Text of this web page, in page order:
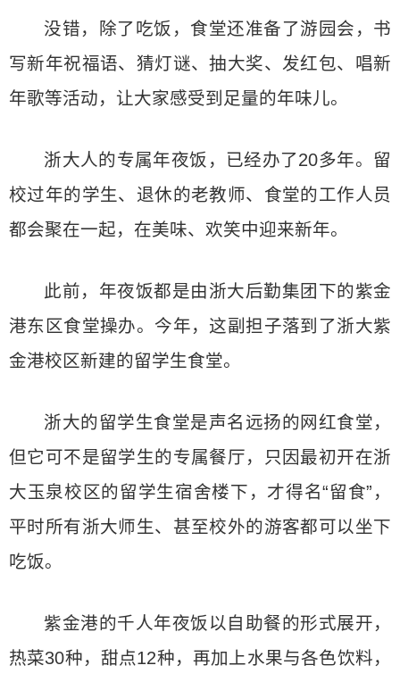
没错，除了吃饭，食堂还准备了游园会，书
写新年祝福语、猜灯谜、抽大奖、发红包、唱新
年歌等活动，让大家感受到足量的年味儿。
浙大人的专属年夜饭，已经办了20多年。留
校过年的学生、退休的老教师、食堂的工作人员
都会聚在一起，在美味、欢笑中迎来新年。
此前，年夜饭都是由浙大后勤集团下的紫金
港东区食堂操办。今年，这副担子落到了浙大紫
金港校区新建的留学生食堂。
浙大的留学生食堂是声名远扬的网红食堂，
但它可不是留学生的专属餐厅，只因最初开在浙
大玉泉校区的留学生宿舍楼下，才得名“留食”，
平时所有浙大师生、甚至校外的游客都可以坐下
吃饭。
紫金港的千人年夜饭以自助餐的形式展开，
热菜30种，甜点12种，再加上水果与各色饮料，